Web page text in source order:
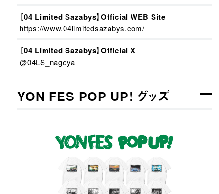
【04 Limited Sazabys】Official WEB Site
https://www.04limitedsazabys.com/
【04 Limited Sazabys】Official X
@04LS_nagoya
YON FES POP UP! グッズ